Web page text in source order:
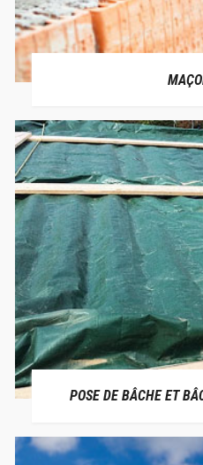
POSE DE BÂCHE ET